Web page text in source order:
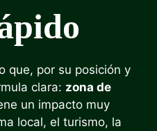
que, por su posición y
clara: zona de
un impacto muy
local, el turismo, la